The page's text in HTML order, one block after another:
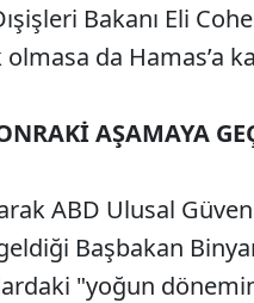
Bakanı Eli
da Hamas’a
AŞAMAYA
ABD Ulusal
Başbakan
"yoğun